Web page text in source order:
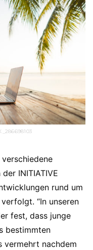
INITIATIVE
rund um
“In unseren
fest, dass junge
bestimmten
vermehrt nachdem